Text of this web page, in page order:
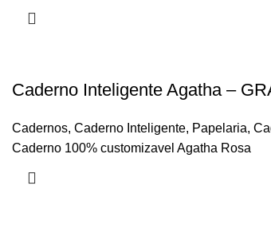
Caderno Inteligente Agatha –
Cadernos, Caderno Inteligente, Papelaria,
Caderno 100% customizavel Agatha Rosa